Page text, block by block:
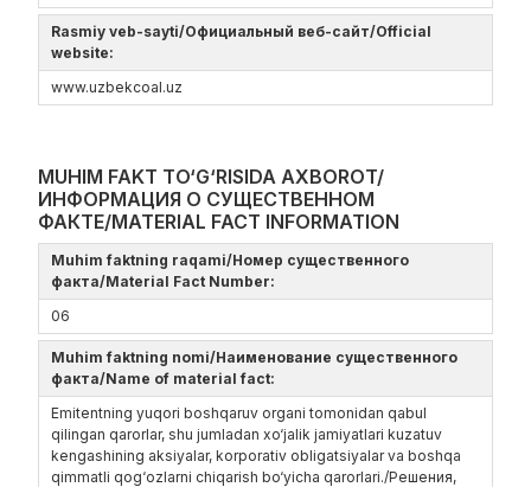
Rasmiy veb-sayti/Официальный веб-сайт/Official
website:
www.uzbekcoal.uz
MUHIM FAKT TO‘G‘RISIDA AXBOROT/
ИНФОРМАЦИЯ О СУЩЕСТВЕННОМ
ФАКТЕ/MATERIAL FACT INFORMATION
Muhim faktning raqami/Номер существенного
факта/Material Fact Number:
06
Muhim faktning nomi/Наименование существенного
факта/Name of material fact:
Emitentning yuqori boshqaruv organi tomonidan qabul
qilingan qarorlar, shu jumladan xo‘jalik jamiyatlari kuzatuv
kengashining aksiyalar, korporativ obligatsiyalar va boshqa
qimmatli qog‘ozlarni chiqarish bo‘yicha qarorlari./Решения,